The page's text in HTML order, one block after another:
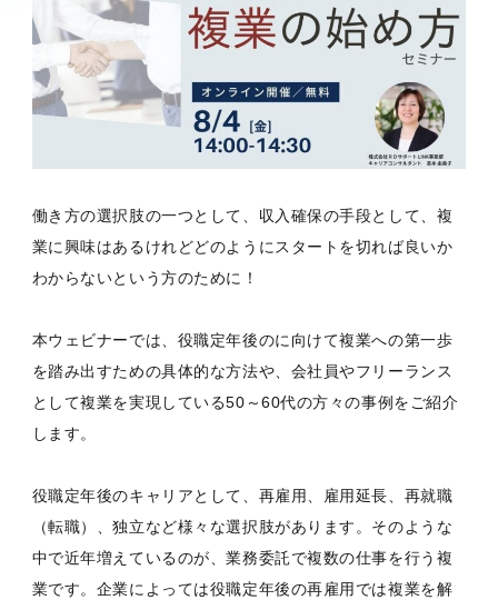
働き方の選択肢の一つとして、収入確保の手段として、複
業に興味はあるけれどどのようにスタートを切れば良いか
わからないという方のために！
本ウェビナーでは、役職定年後のに向けて複業への第一歩
を踏み出すための具体的な方法や、会社員やフリーランス
として複業を実現している50～60代の方々の事例をご紹介
します。
役職定年後のキャリアとして、再雇用、雇用延長、再就職
（転職）、独立など様々な選択肢があります。そのような
中で近年増えているのが、業務委託で複数の仕事を行う複
業です。企業によっては役職定年後の再雇用では複業を解